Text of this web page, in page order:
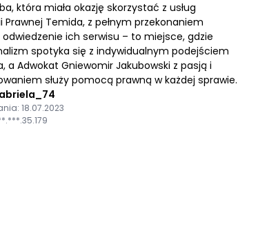
która miała okazję skorzystać z usług
Prawnej Temida, z pełnym przekonaniem
ich serwisu – to miejsce, gdzie
spotyka się z indywidualnym podejściem
a Adwokat Gniewomir Jakubowski z pasją i
służy pomocą prawną w każdej sprawie.
18.07.2023